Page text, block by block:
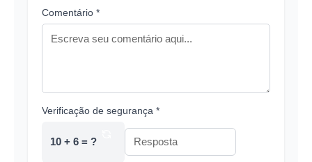
Comentário *
Verificação de segurança *
10 + 6 = ?